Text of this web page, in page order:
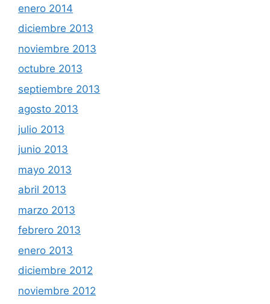
enero 2014
diciembre 2013
noviembre 2013
octubre 2013
septiembre 2013
agosto 2013
julio 2013
junio 2013
mayo 2013
abril 2013
marzo 2013
febrero 2013
enero 2013
diciembre 2012
noviembre 2012